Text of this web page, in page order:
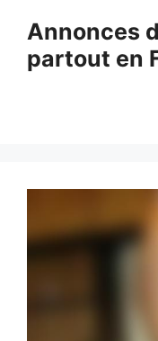
contenu
Annonces
partout en